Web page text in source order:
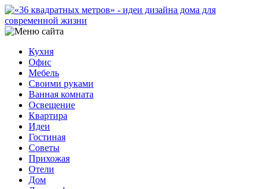
Кухня
Офис
Мебель
Своими руками
Ванная комната
Освещение
Квартира
Идеи
Гостиная
Советы
Прихожая
Отели
Дом